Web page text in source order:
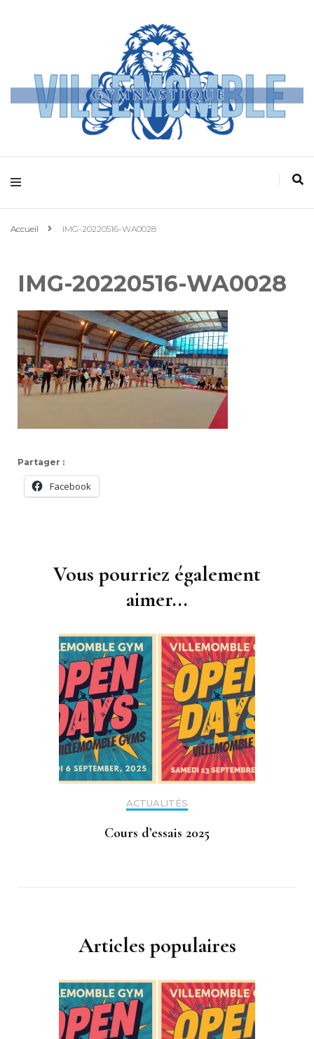
Villemomble
Gymnastique
Accueil IMG-20220516-WA0028
IMG-20220516-WA0028
Partager :
Facebook
Vous pourriez également
aimer...
ACTUALITÉS
Cours d’essais 2025
Articles populaires